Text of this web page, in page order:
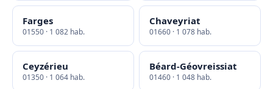
Farges
01550 · 1 082 hab.
Chaveyriat
01660 · 1 078 hab.
Ceyzérieu
01350 · 1 064 hab.
Béard-Géovreissiat
01460 · 1 048 hab.